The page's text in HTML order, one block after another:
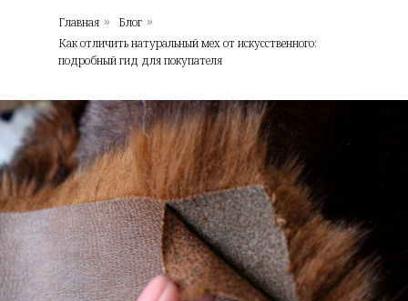
Главная » Блог »
Как отличить натуральный мех от искусственного:
подробный гид для покупателя